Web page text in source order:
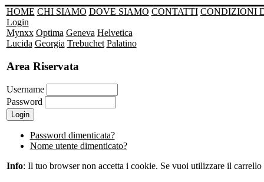
HOME CHI SIAMO DOVE SIAMO CONTATTI CONDIZIONI
Login
Mynxx Optima Geneva Helvetica
Lucida Georgia Trebuchet Palatino
Area Riservata
Username
Password
Password dimenticata?
Nome utente dimenticato?
Info: Il tuo browser non accetta i cookie. Se vuoi utilizzare il